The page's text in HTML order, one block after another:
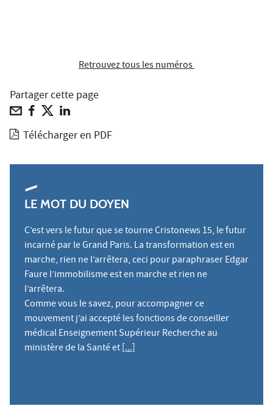
Retrouvez tous les numéros
Partager cette page
Télécharger en PDF
LE MOT DU DOYEN
C’est vers le futur que se tourne Cristonews 15, le futur
incarné par le Grand Paris. La transformation est en
marche, rien ne l’arrêtera, ceci pour paraphraser Edgar
Faure l’immobilisme est en marche et rien ne
l’arrêtera.
Comme vous le savez, pour accompagner ce
mouvement j’ai accepté les fonctions de conseiller
médical Enseignement Supérieur Recherche au
ministère de la Santé et[...]